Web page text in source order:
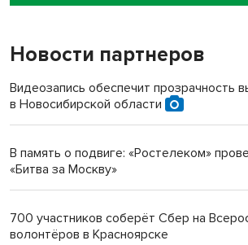
«Мы живём на пастбище!»: в
терроризируют жителей
Инвалид получил условный срок за
Новосибирский преподаватель с женой
Новости партнеров
Видеозапись обеспечит прозрачность
в Новосибирской области
В память о подвиге: «Ростелеком»
«Битва за Москву»
700 участников соберёт Сбер на
волонтёров в Красноярске